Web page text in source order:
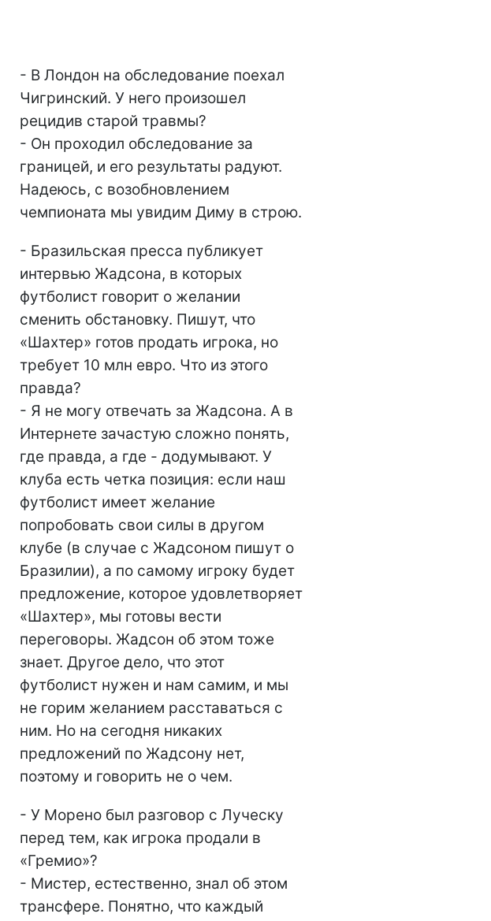
- В Лондон на обследование поехал
Чигринский. У него произошел
рецидив старой травмы?
- Он проходил обследование за
границей, и его результаты радуют.
Надеюсь, с возобновлением
чемпионата мы увидим Диму в строю.
- Бразильская пресса публикует
интервью Жадсона, в которых
футболист говорит о желании
сменить обстановку. Пишут, что
«Шахтер» готов продать игрока, но
требует 10 млн евро. Что из этого
правда?
- Я не могу отвечать за Жадсона. А в
Интернете зачастую сложно понять,
где правда, а где - додумывают. У
клуба есть четка позиция: если наш
футболист имеет желание
попробовать свои силы в другом
клубе (в случае с Жадсоном пишут о
Бразилии), а по самому игроку будет
предложение, которое удовлетворяет
«Шахтер», мы готовы вести
переговоры. Жадсон об этом тоже
знает. Другое дело, что этот
футболист нужен и нам самим, и мы
не горим желанием расставаться с
ним. Но на сегодня никаких
предложений по Жадсону нет,
поэтому и говорить не о чем.
- У Морено был разговор с Луческу
перед тем, как игрока продали в
«Гремио»?
- Мистер, естественно, знал об этом
трансфере. Понятно, что каждый